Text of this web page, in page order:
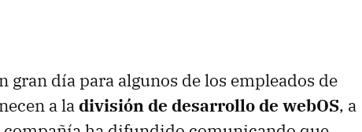
gran día para algunos de los empleados de
a ladivisión de desarrollo de webOS, a